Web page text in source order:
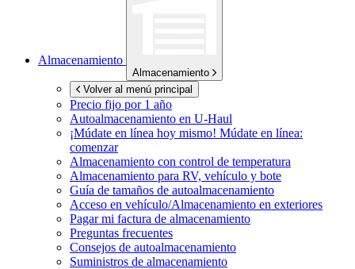
Almacenamiento
Almacenamiento
Volver al menú principal
Precio fijo por 1 año
Autoalmacenamiento en U-Haul
¡Múdate en línea hoy mismo! Múdate en línea:
comenzar
Almacenamiento con control de temperatura
Almacenamiento para RV, vehículo y bote
Guía de tamaños de autoalmacenamiento
Acceso en vehículo/Almacenamiento en exteriores
Pagar mi factura de almacenamiento
Preguntas frecuentes
Consejos de autoalmacenamiento
Suministros de almacenamiento